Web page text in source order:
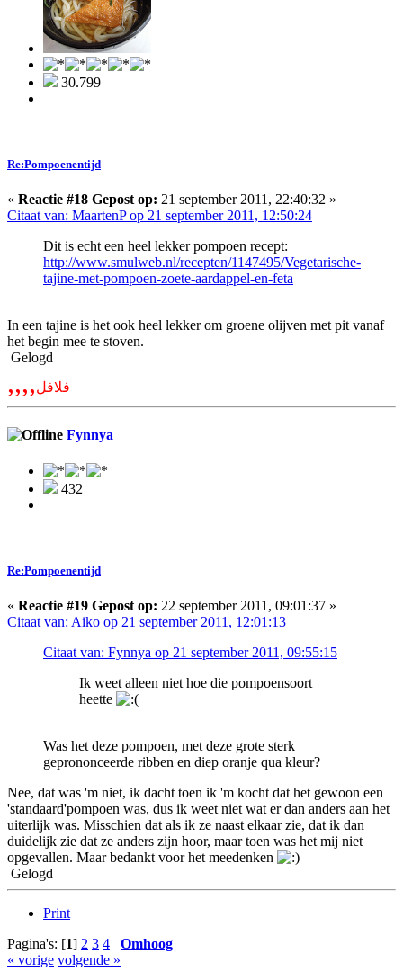
30.799
Re:Pompoenentijd
« Reactie #18 Gepost op: 21 september 2011, 22:40:32 »
Citaat van: MaartenP op 21 september 2011, 12:50:24
Dit is echt een heel lekker pompoen recept:
http://www.smulweb.nl/recepten/1147495/Vegetarische-
tajine-met-pompoen-zoete-aardappel-en-feta
In een tajine is het ook heel lekker om groene olijven met pit vanaf
het begin mee te stoven.
Gelogd
,,,,فلافل
Fynnya
432
Re:Pompoenentijd
« Reactie #19 Gepost op: 22 september 2011, 09:01:37 »
Citaat van: Aiko op 21 september 2011, 12:01:13
Citaat van: Fynnya op 21 september 2011, 09:55:15
Ik weet alleen niet hoe die pompoensoort
heette
Was het deze pompoen, met deze grote sterk
geprononceerde ribben en diep oranje qua kleur?
Nee, dat was 'm niet, ik dacht toen ik 'm kocht dat het gewoon een
'standaard'pompoen was, dus ik weet niet wat er dan anders aan het
uiterlijk was. Misschien dat als ik ze naast elkaar zie, dat ik dan
duidelijk zie dat ze anders zijn hoor, maar toen was het mij niet
opgevallen. Maar bedankt voor het meedenken
Gelogd
Print
Pagina's: [1] 2 3 4
Omhoog
« vorige volgende »